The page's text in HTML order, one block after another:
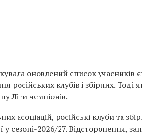
оновлений список учасників
клубів і збірних. Тоді
Ліги чемпіонів.
асоціацій, російські клуби та
у сезоні-2026/27. Відсторонення,